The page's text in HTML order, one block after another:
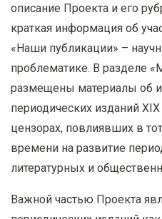
описание Проекта и его
краткая информация об
«Наши публикации» –
проблематике. В разделе
размещены материалы об
периодических изданий XIX
цензорах, повлиявших в
времени на развитие
литературных и
Важной частью Проекта